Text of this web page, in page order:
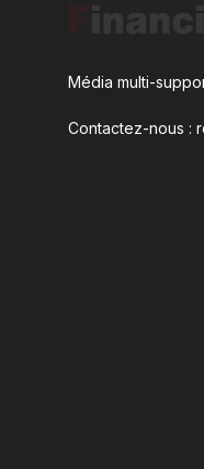
Média multi-
Contactez-nous :